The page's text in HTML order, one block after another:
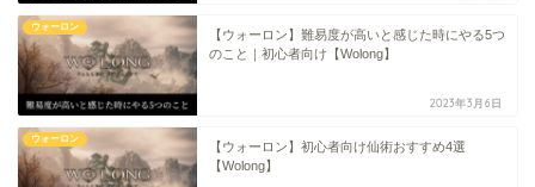
ウォーロン
【ウォーロン】難易度が高いと感じた時にやる5つ
のこと｜初心者向け【Wolong】
2023年3月6日
ウォーロン
【ウォーロン】初心者向け仙術おすすめ4選
【Wolong】